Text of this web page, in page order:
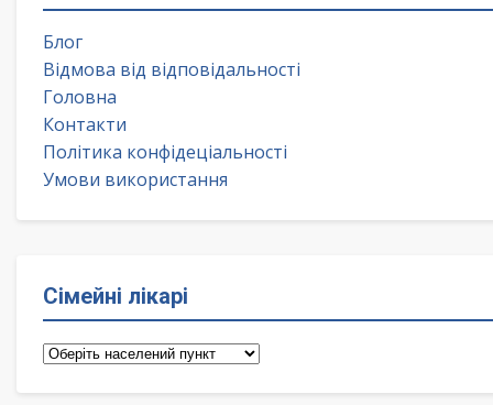
Блог
Відмова від відповідальності
Головна
Контакти
Політика конфідеціальності
Умови використання
Сімейні лікарі
Сімейні